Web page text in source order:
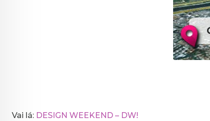
Vai lá: DESIGN WEEKEND – DW!